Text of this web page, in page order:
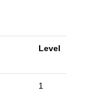
Level
1